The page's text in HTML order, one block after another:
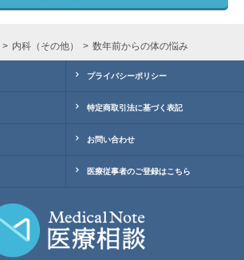
内科（その他） 数年前からの体の悩み
プライバシーポリシー
特定商取引法に基づく表記
お問い合わせ
医療従事者のご登録はこちら